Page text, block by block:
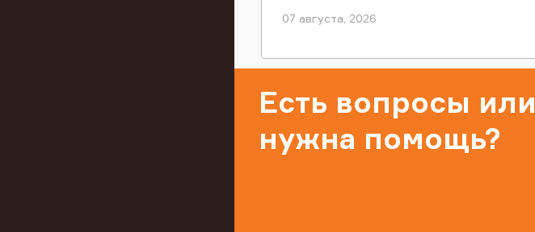
07 августа, 2026
Есть вопросы или
нужна помощь?